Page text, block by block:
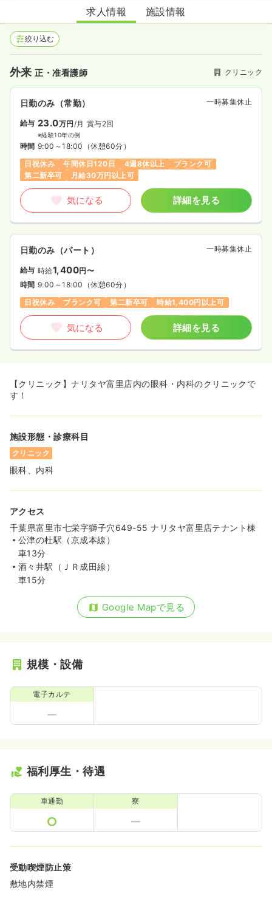
なのはな眼科・内科
求人情報 施設情報
絞り込む
外来正・准看護師 クリニック
日勤のみ（常勤） 一時募集休止
給与 23.0万円/月 賞与2回
※経験10年の例
時間 9:00～18:00 （休憩60分）
日祝休み
年間休日120日 4週8休以上
ブランク可
第二新卒可
月給30万円以上可
気になる 詳細を見る
日勤のみ（パート） 一時募集休止
給与 時給1,400円〜
時間 9:00～18:00 （休憩60分）
日祝休み
ブランク可 第二新卒可 時給1,400円以上可
気になる 詳細を見る
【クリニック】ナリタヤ富里店内の眼科・内科のクリニックで
す！
施設形態・診療科目
クリニック
眼科、内科
アクセス
千葉県富里市七栄字獅子穴649-55 ナリタヤ富里店テナント棟
公津の杜駅（京成本線）
車13分
酒々井駅（ＪＲ成田線）
車15分
Google Mapで見る
規模・設備
電子カルテ
福利厚生・待遇
車通勤 寮
受動喫煙防止策
敷地内禁煙